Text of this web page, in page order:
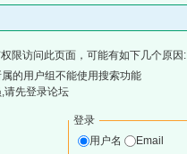
限访问此页面，可能有如下几个原因:
的用户组不能使用搜索功能
请先登录论坛
登录
用户名
Email